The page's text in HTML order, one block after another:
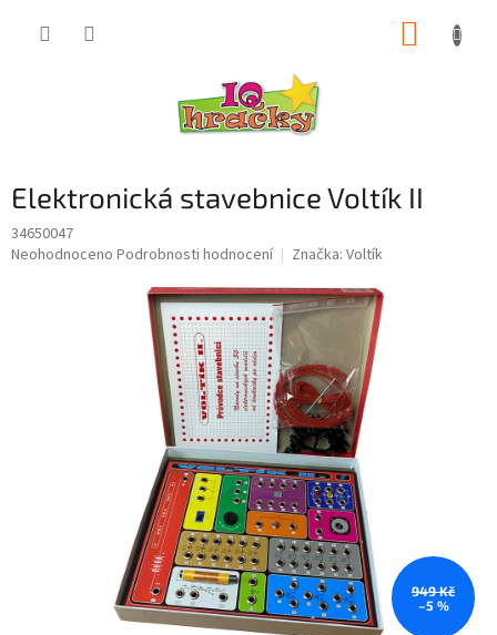
Elektronická stavebnice Voltík II
34650047
Průměrné
Neohodnoceno Podrobnosti hodnocení Značka: Voltík
949 Kč
–5 %